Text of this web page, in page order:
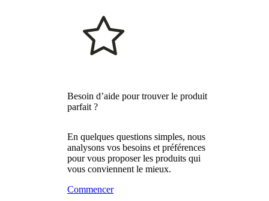
Besoin d’aide pour trouver le produit
parfait ?
En quelques questions simples, nous
analysons vos besoins et préférences
pour vous proposer les produits qui
vous conviennent le mieux.
Commencer